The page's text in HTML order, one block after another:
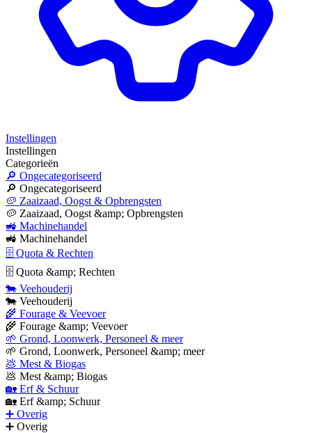
Instellingen
Instellingen
Categorieën
🔎 Ongecategoriseerd
🔎 Ongecategoriseerd
🥔 Zaaizaad, Oogst & Opbrengsten
🥔 Zaaizaad, Oogst &amp; Opbrengsten
🚜 Machinehandel
🚜 Machinehandel
🗄 Quota & Rechten
🗄 Quota &amp; Rechten
🐄 Veehouderij
🐄 Veehouderij
🌾 Fourage & Veevoer
🌾 Fourage &amp; Veevoer
🌱 Grond, Loonwerk, Personeel & meer
🌱 Grond, Loonwerk, Personeel &amp; meer
💩 Mest & Biogas
💩 Mest &amp; Biogas
🏡 Erf & Schuur
🏡 Erf &amp; Schuur
➕ Overig
➕ Overig